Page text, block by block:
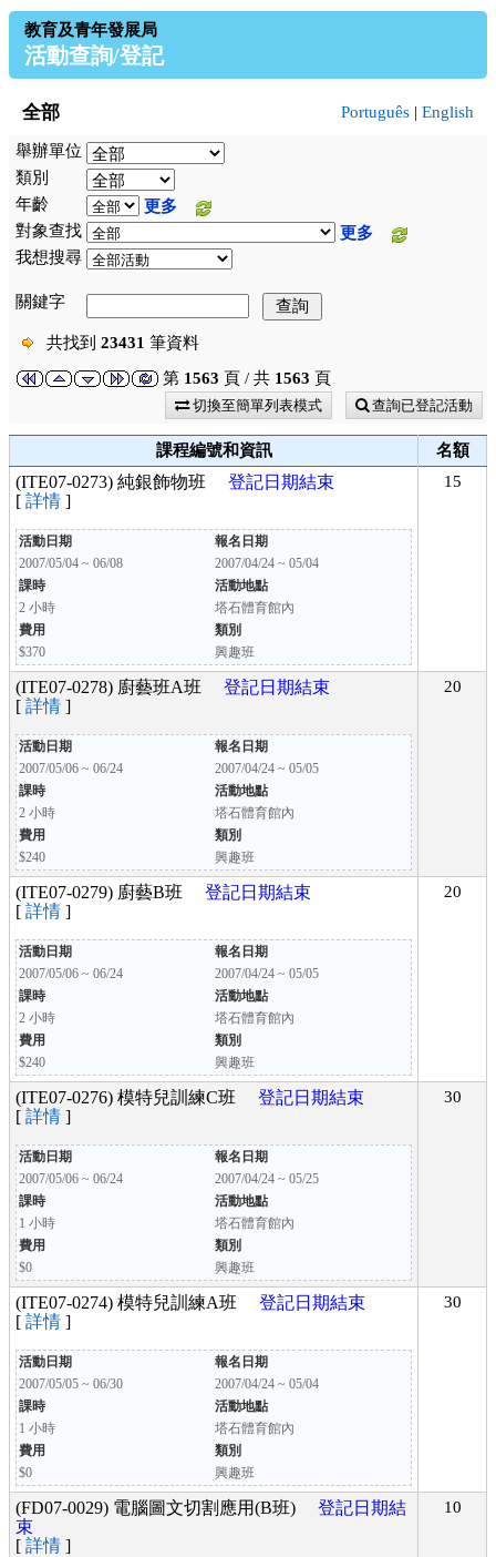
教育及青年發展局
活動查詢/登記
全部 Português | English
舉辦單位
類別
年齡
更多
對象查找
更多
我想搜尋
關鍵字
共找到 23431 筆資料
第 1563 頁 / 共 1563 頁
切換至簡單列表模式 查詢已登記活動
課程編號和資訊 名額
(ITE07-0273) 純銀飾物班 登記日期結束
[ 詳情 ]
活動日期
報名日期
2007/05/04 ~ 06/08
2007/04/24 ~ 05/04
課時
活動地點
2 小時
塔石體育館內
費用
類別
$370
興趣班
15
(ITE07-0278) 廚藝班A班 登記日期結束
[ 詳情 ]
活動日期
報名日期
2007/05/06 ~ 06/24
2007/04/24 ~ 05/05
課時
活動地點
2 小時
塔石體育館內
費用
類別
$240
興趣班
20
(ITE07-0279) 廚藝B班 登記日期結束
[ 詳情 ]
活動日期
報名日期
2007/05/06 ~ 06/24
2007/04/24 ~ 05/05
課時
活動地點
2 小時
塔石體育館內
費用
類別
$240
興趣班
20
(ITE07-0276) 模特兒訓練C班 登記日期結束
[ 詳情 ]
活動日期
報名日期
2007/05/06 ~ 06/24
2007/04/24 ~ 05/25
課時
活動地點
1 小時
塔石體育館內
費用
類別
$0
興趣班
30
(ITE07-0274) 模特兒訓練A班 登記日期結束
[ 詳情 ]
活動日期
報名日期
2007/05/05 ~ 06/30
2007/04/24 ~ 05/04
課時
活動地點
1 小時
塔石體育館內
費用
類別
$0
興趣班
30
(FD07-0029) 電腦圖文切割應用(B班) 登記日期結
束
[ 詳情 ]
10